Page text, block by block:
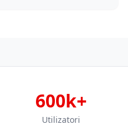
600k+
Utilizatori